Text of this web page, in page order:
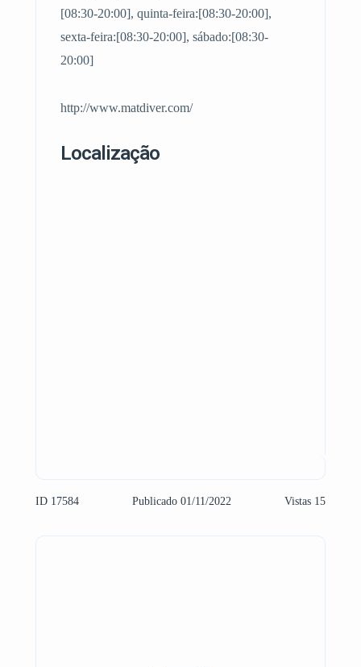
[08:30-20:00], quinta-feira:[08:30-20:00],
sexta-feira:[08:30-20:00], sábado:[08:30-
20:00]
http://www.matdiver.com/
Localização
ID 17584 Publicado 01/11/2022 Vistas 15